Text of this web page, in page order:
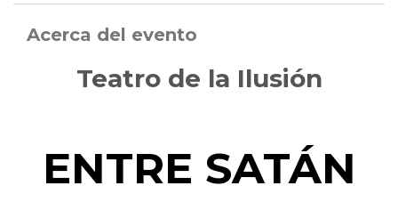
Acerca del evento
Teatro de la Ilusión
ENTRE SATÁN